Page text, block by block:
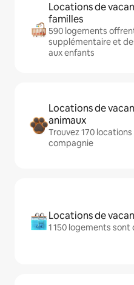
Locations de
familles
590 logements
supplémentaire et
aux enfants
Locations de
animaux
Trouvez 170
compagnie
Locations de
1 150 logements